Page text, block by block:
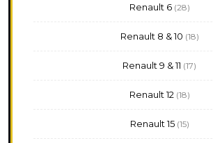
Renault 6 2828
Renault 8 & 10 1818
Renault 9 & 11 1717
Renault 12 1818
Renault 15 1515